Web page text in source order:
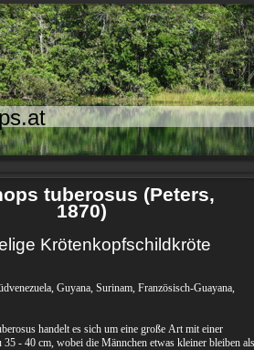
tuberosus (Peters,
1870)
Krötenkopfschildkröte
Guyana, Surinam, Französisch-Guayana,
handelt es sich um eine große Art mit einer
35 - 40 cm, wobei die Männchen etwas kleiner bleiben als